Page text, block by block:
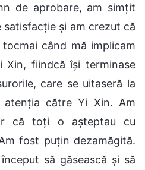
de aprobare, am simțit
și am crezut că
când mă implicam
fiindcă își terminase
care se uitaseră la
atenția către Yi Xin. Am
că toți o așteptau cu
fost puțin dezamăgită.
să găsească și să